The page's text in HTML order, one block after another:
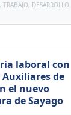
DESARROLLO.
laboral con
Auxiliares de
el nuevo
de Sayago